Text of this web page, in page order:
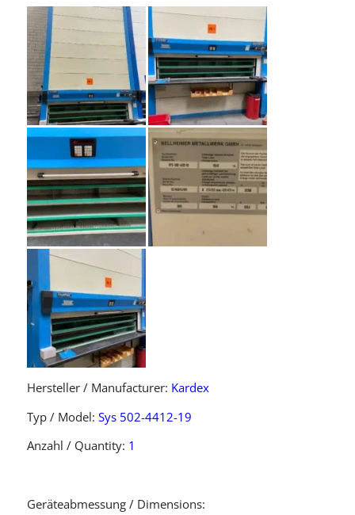
Hersteller / Manufacturer: Kardex
Typ / Model: Sys 502-4412-19
Anzahl / Quantity: 1
Geräteabmessung / Dimensions: